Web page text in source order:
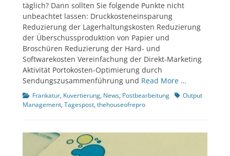
täglich? Dann sollten Sie folgende Punkte nicht
unbeachtet lassen: Druckkosteneinsparung
Reduzierung der Lagerhaltungskosten Reduzierung
der Überschussproduktion von Papier und
Broschüren Reduzierung der Hard- und
Softwarekosten Vereinfachung der Direkt-Marketing
Aktivität Portokosten-Optimierung durch
Sendungszusammenführung und Read More …
Kategorien
Frankatur, Kuvertierung, News, Postbearbeitung TagsOutput
Management, Tagespost, thehouseofrepro